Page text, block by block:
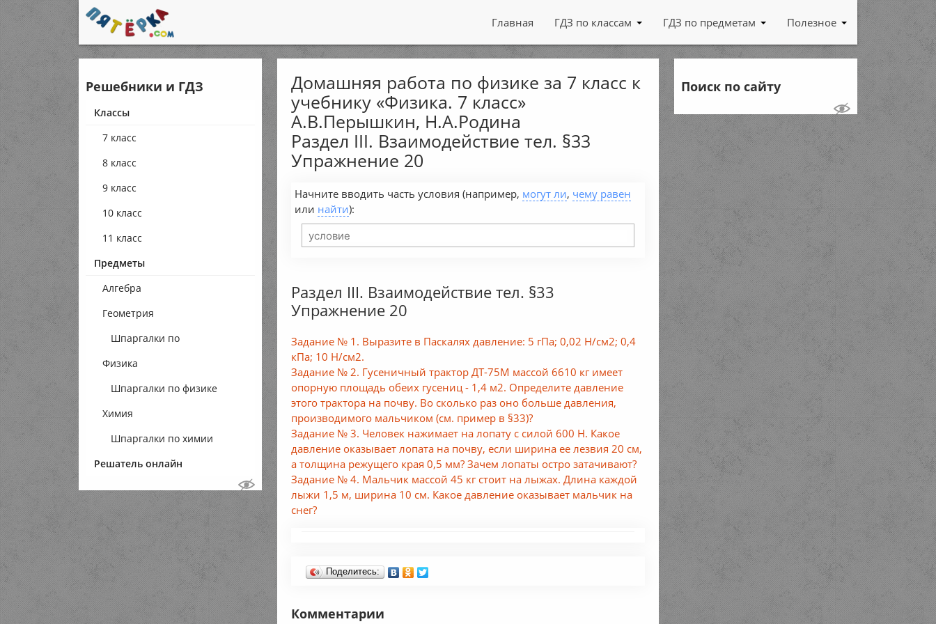
Главная ГДЗ по классам ГДЗ по предметам Полезное
Решебники и ГДЗ
Классы
7 класс
8 класс
9 класс
10 класс
11 класс
Предметы
Алгебра
Геометрия
Шпаргалки по
геометрии
Физика
Шпаргалки по физике
Химия
Шпаргалки по химии
Решатель онлайн
Домашняя работа по физике за 7 класс к
учебнику «Физика. 7 класс»
А.В.Перышкин, Н.А.Родина
Раздел III. Взаимодействие тел. §33
Упражнение 20
Начните вводить часть условия (например, могут ли, чему равен
или найти):
Раздел III. Взаимодействие тел. §33
Упражнение 20
Задание № 1. Выразите в Паскалях давление: 5 гПа; 0,02 Н/см2; 0,4
кПа; 10 Н/см2.
Задание № 2. Гусеничный трактор ДТ-75М массой 6610 кг имеет
опорную площадь обеих гусениц - 1,4 м2. Определите давление
этого трактора на почву. Во сколько раз оно больше давления,
производимого мальчиком (см. пример в §33)?
Задание № 3. Человек нажимает на лопату с силой 600 Н. Какое
давление оказывает лопата на почву, если ширина ее лезвия 20 см,
а толщина режущего края 0,5 мм? Зачем лопаты остро затачивают?
Задание № 4. Мальчик массой 45 кг стоит на лыжах. Длина каждой
лыжи 1,5 м, ширина 10 см. Какое давление оказывает мальчик на
снег?
Поделитесь:
Комментарии
Поиск по сайту